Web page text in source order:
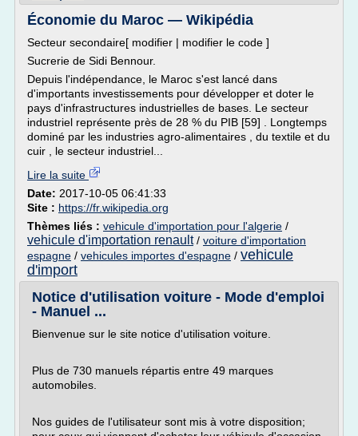
Économie du Maroc — Wikipédia
Secteur secondaire[ modifier | modifier le code ]
Sucrerie de Sidi Bennour.
Depuis l'indépendance, le Maroc s'est lancé dans
d'importants investissements pour développer et doter le
pays d'infrastructures industrielles de bases. Le secteur
industriel représente près de 28 % du PIB [59] . Longtemps
dominé par les industries agro-alimentaires , du textile et du
cuir , le secteur industriel...
Lire la suite
Date: 2017-10-05 06:41:33
Site : https://fr.wikipedia.org
Thèmes liés : vehicule d'importation pour l'algerie /
vehicule d'importation renault/ voiture d'importation
espagne / vehicules importes d'espagne / vehicule
d'import
Notice d'utilisation voiture - Mode d'emploi
- Manuel ...
Bienvenue sur le site notice d'utilisation voiture.
Plus de 730 manuels répartis entre 49 marques
automobiles.
Nos guides de l'utilisateur sont mis à votre disposition;